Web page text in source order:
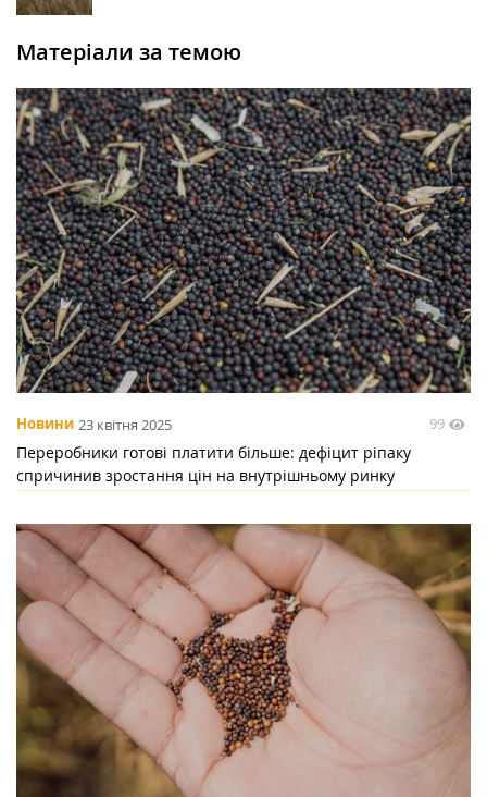
Матеріали за темою
Новини 23 квітня 2025 99
Переробники готові платити більше: дефіцит ріпаку
спричинив зростання цін на внутрішньому ринку